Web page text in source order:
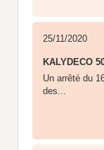
25/11/2020
KALYDECO
Un arrêté du
des...